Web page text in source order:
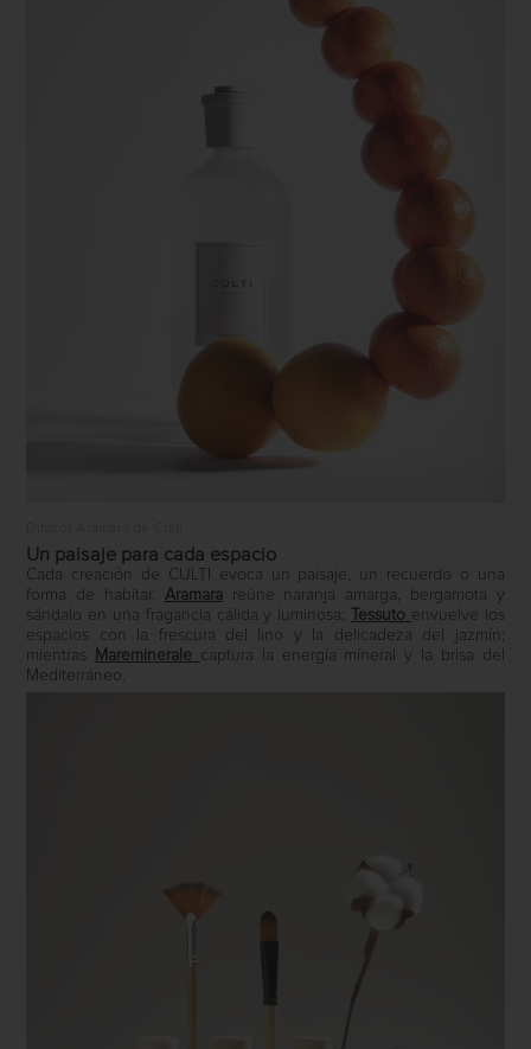
Un paisaje para cada espacio
Cada creación de CULTI evoca un paisaje, un recuerdo o una
forma de habitar. Aramara
reúne naranja amarga, bergamota y
sándalo en una fragancia cálida y luminosa; Tessuto envuelve los
espacios con la frescura del lino y la delicadeza del jazmín;
mientras
Mareminerale captura la energía mineral y la brisa del
Mediterráneo.